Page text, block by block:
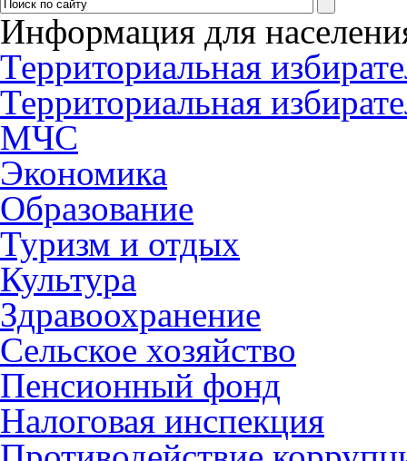
Информация для
Территориальная
Территориальная
МЧС
Экономика
Образование
Туризм и отдых
Культура
Здравоохранение
Сельское хозяйство
Пенсионный фонд
Налоговая инспекция